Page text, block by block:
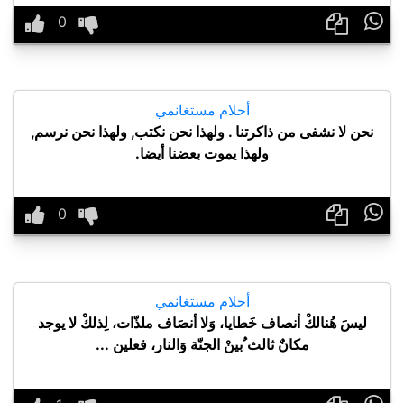

أحلام مستغانمي
نحن لا نشفى من ذاكرتنا . ولهذا نحن نكتب, ولهذا نحن نرسم,
ولهذا يموت بعضنا أيضا.

أحلام مستغانمي
ليسَ هُنالكْ أنصاف خَطايا، وَلا أنصَاف ملذّات، لِذلكْ لا يوجد
مكانٌ ثالث ٌبينْ الجنّة وَالنار، فعلين ...